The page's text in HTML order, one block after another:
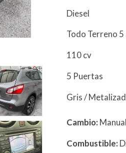
Diesel
Todo Terreno
110 cv
5 Puertas
Gris /
Cambio: Manual
Combustible: